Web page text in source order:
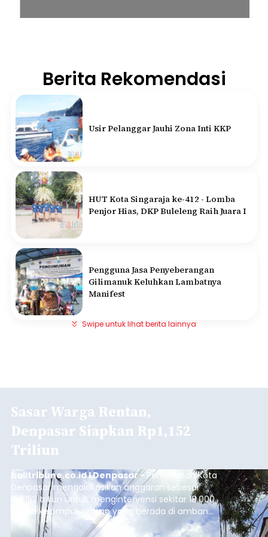
Berita Rekomendasi
Usir Pelanggar Jauhi Zona Inti KKP
HUT Kota Singaraja ke-412 - Lomba
Penjor Hias, DKP Buleleng Raih Juara I
Pengguna Jasa Penyeberangan
Gilimanuk Keluhkan Lambatnya
Manifest
Swipe untuk lihat berita lainnya
Sasar Warga Rentan,
Denpasar Siapkan Rp1,152
Triliun
balitribune.co.id I Denpasar - Pemerintah Kota
Denpasar mengalokasikan anggaran sebesar
Rp1,152 triliun untuk mengintervensi sekitar 18.000
warga kelompok rentan yang berada di ambang
garis kemiskinan. Langkah strategis ini diambil